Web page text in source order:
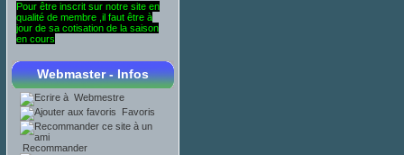
Pour être inscrit sur notre site en
qualité de membre ,il faut être à
jour de sa cotisation de la saison
en cours
Webmaster - Infos
Webmestre
Favoris
Recommander